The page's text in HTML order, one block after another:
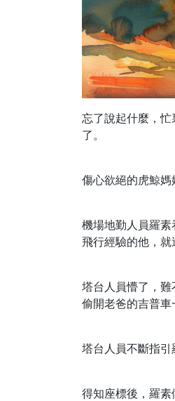
忘了說起什麼，
了。
傷心欲絕的虎鯨媽
機場地勤人員羅
飛行經驗的他，就
塔台人員懵了，
偷開老爸的吉普車
塔台人員不斷指引
得知座標後，羅